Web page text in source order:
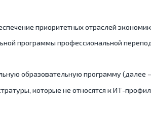
приоритетных отраслей
программы профессиональной
образовательную программу
которые не относятся к ИТ-